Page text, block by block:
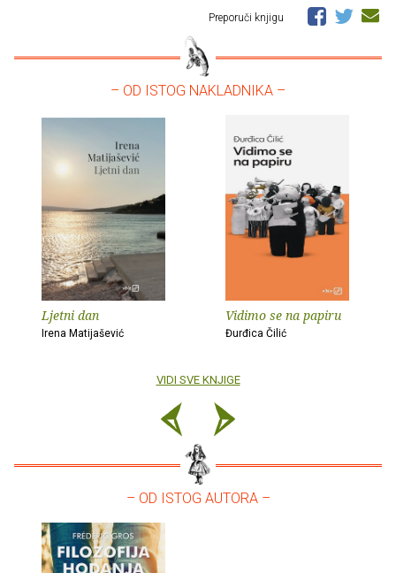
Preporuči knjigu
– OD ISTOG NAKLADNIKA –
Ljetni dan
Irena Matijašević
Vidimo se na papiru
Đurđica Čilić
VIDI SVE KNJIGE
– OD ISTOG AUTORA –